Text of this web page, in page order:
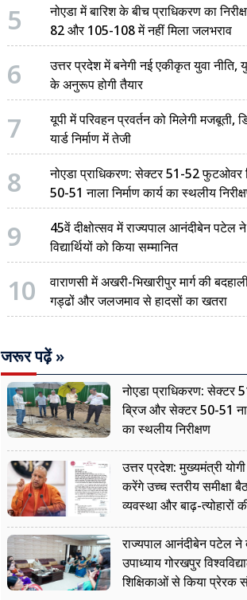
5
नोएडा में बारिश के बीच प्राधिकरण का
82 और 105-108 में नहीं मिला जलभराव
6
उत्तर प्रदेश में बनेगी नई एकीकृत युवा
के अनुरूप होगी तैयार
7
यूपी में परिवहन प्रवर्तन को मिलेगी
यार्ड निर्माण में तेजी
8
नोएडा प्राधिकरण: सेक्टर 51-52
50-51 नाला निर्माण कार्य का स्थलीय
9
45वें दीक्षोत्सव में राज्यपाल आनंदीबेन पटेल ने
विद्यार्थियों को किया सम्मानित
10
वाराणसी में अखरी-भिखारीपुर मार्ग की
गड्ढों और जलजमाव से हादसों का खतरा
जरूर पढ़ें »
नोएडा प्राधिकरण:
ब्रिज और सेक्टर 50-51
का स्थलीय निरीक्षण
उत्तर प्रदेश: मुख्यमंत्री
करेंगे उच्च स्तरीय समीक्षा
व्यवस्था और बाढ़-त्योहारों
नजर
राज्यपाल आनंदीबेन पटेल ने
उपाध्याय गोरखपुर
शिक्षिकाओं से किया प्रेरक